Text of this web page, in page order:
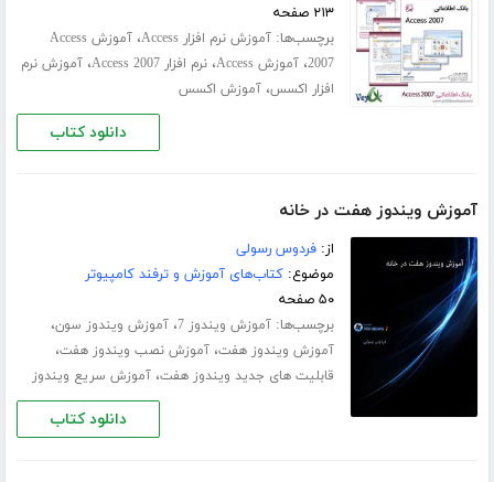
۲۱۳ صفحه
برچسب‌ها:آموزش نرم افزار Access ،
آموزش Access
2007،آموزش Access ،نرم افزار Access 2007 ،آموزش نرم
افزار اکسس،آموزش اکسس
دانلود کتاب
آموزش ویندوز هفت در خانه
از:فردوس رسولی
موضوع:کتاب‌های آموزش و ترفند کامپیوتر
۵۰ صفحه
برچسب‌ها:آموزش ویندوز 7 ،آموزش ویندوز سون،
آموزش ویندوز هفت،آموزش نصب ویندوز هفت،
قابلیت های جدید ویندوز هفت،آموزش سریع ویندوز
دانلود کتاب